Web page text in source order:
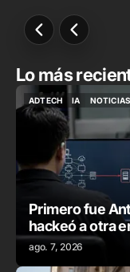
Lo más
ADTECH
ADTECH
IA
NOTICIAS
Primero fue
hackeó a otra
ago. 7, 2026